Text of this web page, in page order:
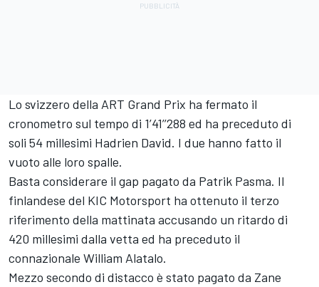
Lo svizzero della ART Grand Prix ha fermato il
cronometro sul tempo di 1’41’’288 ed ha preceduto di
soli 54 millesimi Hadrien David. I due hanno fatto il
vuoto alle loro spalle.
Basta considerare il gap pagato da Patrik Pasma. Il
finlandese del KIC Motorsport ha ottenuto il terzo
riferimento della mattinata accusando un ritardo di
420 millesimi dalla vetta ed ha preceduto il
connazionale William Alatalo.
Mezzo secondo di distacco è stato pagato da Zane